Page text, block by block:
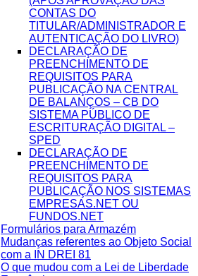
CONTAS DO
TITULAR/ADMINISTRADOR E
AUTENTICAÇÃO DO LIVRO)
DECLARAÇÃO DE
PREENCHIMENTO DE
REQUISITOS PARA
PUBLICAÇÃO NA CENTRAL
DE BALANÇOS – CB DO
SISTEMA PÚBLICO DE
ESCRITURAÇÃO DIGITAL –
SPED
DECLARAÇÃO DE
PREENCHIMENTO DE
REQUISITOS PARA
PUBLICAÇÃO NOS SISTEMAS
EMPRESAS.NET OU
FUNDOS.NET
Formulários para Armazém
Mudanças referentes ao Objeto Social
com a IN DREI 81
O que mudou com a Lei de Liberdade